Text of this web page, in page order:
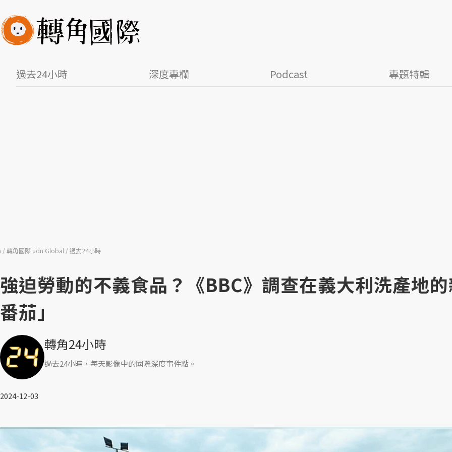
過去24小時 深度專欄 Podcast 專題特輯
轉角國際 udn Global 過去24小時
強迫勞動的不義食品？《BBC》調查在義大利洗產地
番茄」
轉角24小時
過去24小時，每天影像中的國際深度事件點。
2024-12-03